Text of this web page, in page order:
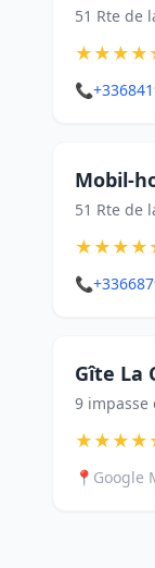
51 Rte de
★★★★
📞
Mobil-
51 Rte de
★★★★
📞
Gîte La
9 impasse
★★★★
📍 Google